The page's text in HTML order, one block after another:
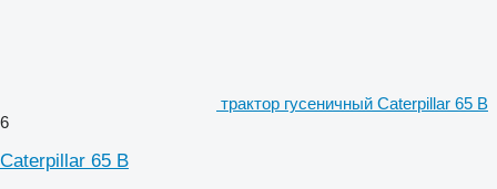
трактор гусеничный Caterpillar 65 B
6
Caterpillar 65 B